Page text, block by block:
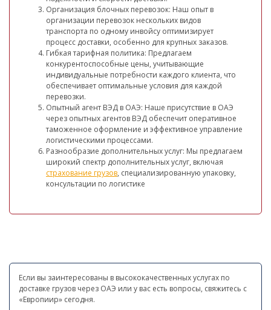
Организация блочных перевозок: Наш опыт в
организации перевозок нескольких видов
транспорта по одному инвойсу оптимизирует
процесс доставки, особенно для крупных заказов.
Гибкая тарифная политика: Предлагаем
конкурентоспособные цены, учитывающие
индивидуальные потребности каждого клиента, что
обеспечивает оптимальные условия для каждой
перевозки.
Опытный агент ВЭД в ОАЭ: Наше присутствие в ОАЭ
через опытных агентов ВЭД обеспечит оперативное
таможенное оформление и эффективное управление
логистическими процессами.
Разнообразие дополнительных услуг: Мы предлагаем
широкий спектр дополнительных услуг, включая
страхование грузов, специализированную упаковку,
консультации по логистике
Если вы заинтересованы в высококачественных услугах по
доставке грузов через ОАЭ или у вас есть вопросы, свяжитесь с
«Европиир» сегодня.